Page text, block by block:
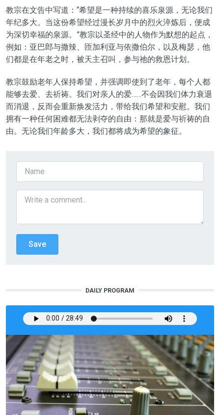
教宗在文告中写道：“希望是一种持续的喜乐泉源，无论我们
年纪多大。当这份希望经过漫长岁月中的烈火淬炼后，便成
为深切幸福的泉源。”教宗以圣经中的人物作为默想的起点，
例如：亚巴郎与撒辣、匝加利亚与依撒伯尔，以及梅瑟，他
们都是在年老之时，被天主召叫，参与祂的救恩计划。
教宗鼓励老年人保持希望，并强调即使到了老年，每个人都
能够去爱、去祈祷。我们对亲人的爱……不会因我们体力衰退
而消退，反而会重新焕发活力，带给我们希望和安慰。我们
拥有一种任何困难都无法剥夺的自由：那就是爱与祈祷的自
由。无论我们年龄多大，我们都将成为希望的象征。
DAILY PROGRAM